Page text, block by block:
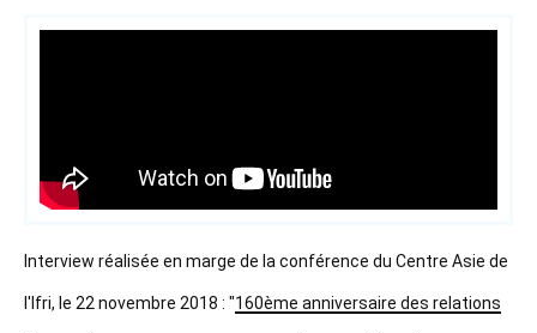
Contenu
Interview réalisée en marge de la conférence du Centre Asie de
l'Ifri, le 22 novembre 2018 : "160ème anniversaire des relations